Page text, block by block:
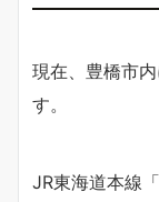
現在、豊橋市
す。
JR東海道本線